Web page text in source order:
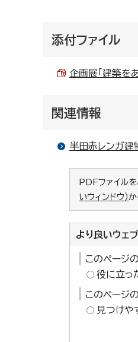
添付ファイル
企画展「建築を
関連情報
半田赤レンガ建
PDFファイル
いウィンドウ）か
より良いウェ
このページ
役に立っ
このページ
見つけや